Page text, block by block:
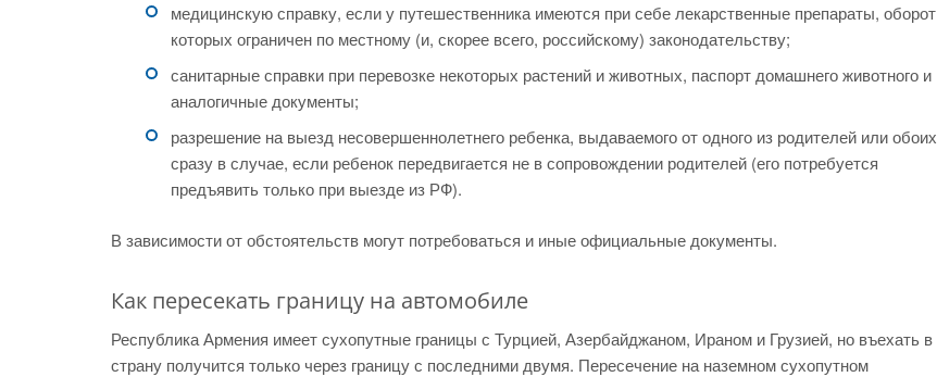
медицинскую справку, если у путешественника имеются при себе лекарственные препараты, оборот
которых ограничен по местному (и, скорее всего, российскому) законодательству;
санитарные справки при перевозке некоторых растений и животных, паспорт домашнего животного и
аналогичные документы;
разрешение на выезд несовершеннолетнего ребенка, выдаваемого от одного из родителей или обоих
сразу в случае, если ребенок передвигается не в сопровождении родителей (его потребуется
предъявить только при выезде из РФ).
В зависимости от обстоятельств могут потребоваться и иные официальные документы.
Как пересекать границу на автомобиле
Республика Армения имеет сухопутные границы с Турцией, Азербайджаном, Ираном и Грузией, но въехать в
страну получится только через границу с последними двумя. Пересечение на наземном сухопутном